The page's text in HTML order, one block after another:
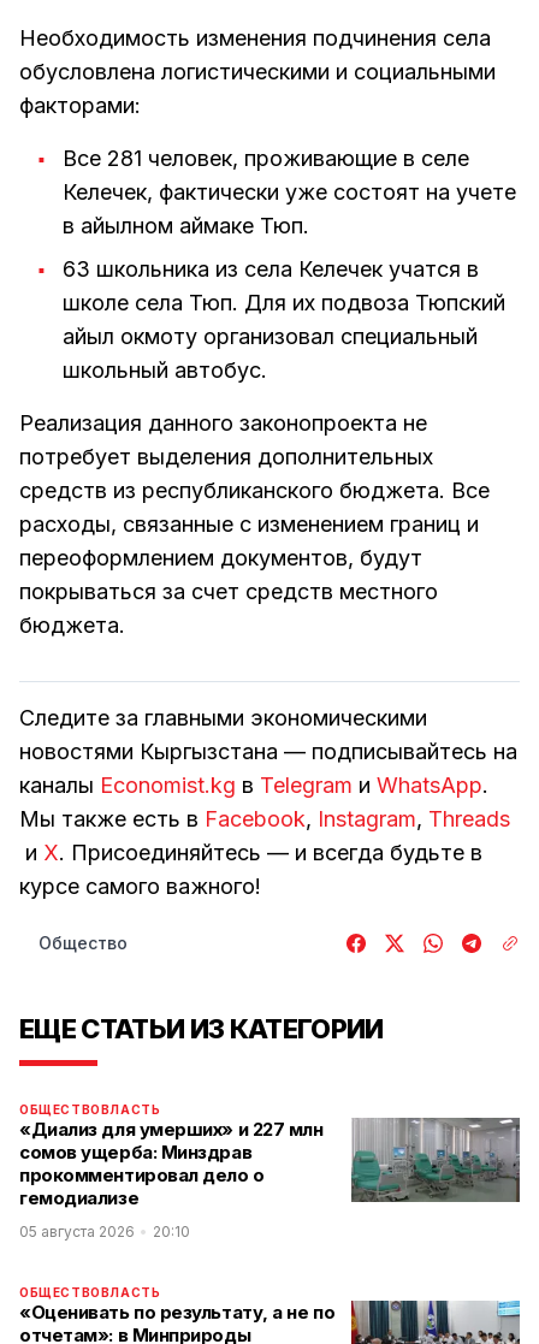
Необходимость изменения подчинения села
обусловлена логистическими и социальными
факторами:
Все 281 человек, проживающие в селе
Келечек, фактически уже состоят на учете
в айылном аймаке Тюп.
63 школьника из села Келечек учатся в
школе села Тюп. Для их подвоза Тюпский
айыл окмоту организовал специальный
школьный автобус.
Реализация данного законопроекта не
потребует выделения дополнительных
средств из республиканского бюджета. Все
расходы, связанные с изменением границ и
переоформлением документов, будут
покрываться за счет средств местного
бюджета.
Следите за главными экономическими
новостями Кыргызстана — подписывайтесь на
каналы Economist.kg в Telegram и WhatsApp.
Мы также есть в Facebook, Instagram, Threads
и Х. Присоединяйтесь — и всегда будьте в
курсе самого важного!
Общество
ЕЩЕ СТАТЬИ ИЗ КАТЕГОРИИ
ОБЩЕСТВОВЛАСТЬ
«Диализ для умерших» и 227 млн
сомов ущерба: Минздрав
прокомментировал дело о
гемодиализе
05 августа 2026 20:10
ОБЩЕСТВОВЛАСТЬ
«Оценивать по результату, а не по
отчетам»: в Минприроды